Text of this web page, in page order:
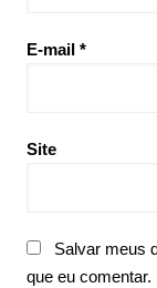
E-mail *
Site
Salvar meus
que eu comentar.